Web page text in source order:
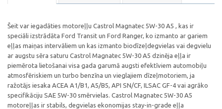
Šeit var iegadāties motoreļļu Castrol Magnatec 5W-30 A5 , kas ir
speciāli izstrādāta Ford Transit un Ford Ranger, ko izmanto ar gariem
eļļas maiņas intervāliem un kas izmanto biodīzeļdegvielas vai degvielu
ar augstu sēra saturu Castrol Magnatec 5W-30 A5 dzinēja eļļa ir
piemērota lietošanai visa gada garumā augsti efektīviem automobiļu
atmosfēriskiem un turbo benzīna un vieglajiem dīzeļmotoriem, ja
ražotājs iesaka ACEA A1/B1, A5/B5, API SN/CF, ILSAC GF-4 vai agrāko
specifikāciju SAE 5W-30 smērvielas. Castrol Magnatec 5W-30 A5
motoreļļas ir stabils, degvielas ekonomijas stay-in-grade eļļa